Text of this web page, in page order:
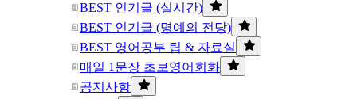
BEST 인기글 (실시간)
BEST 인기글 (명예의 전당)
BEST 영어공부 팁 & 자료실
매일 1문장 초보영어회화
공지사항